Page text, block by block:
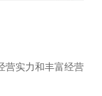
营实力和丰富经营